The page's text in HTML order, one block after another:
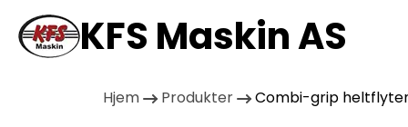
KFS Maskin AS
Hjem Produkter Combi-grip